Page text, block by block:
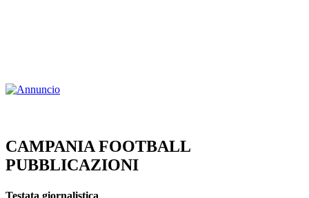
CAMPANIA FOOTBALL
PUBBLICAZIONI
Testata giornalistica